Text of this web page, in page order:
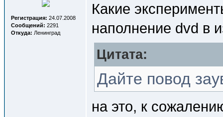
Регистрация: 24.07.2008
Сообщений: 2291
Откуда: Ленинград
Какие
наполнение dvd в
Цитата:
Дайте повод
на это, к